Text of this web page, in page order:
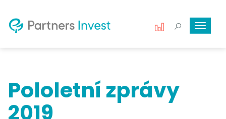
Toggle
Pololetní zprávy
2019